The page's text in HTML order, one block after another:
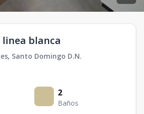
blanca
, Santo Domingo D.N.
2
Baños